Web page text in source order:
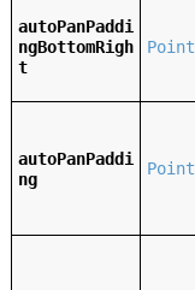
autoPanPaddi
ngBottomRigh
t
Point
autoPanPaddi
ng
Point